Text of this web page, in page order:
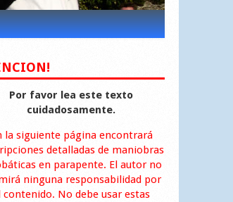
Por favor lea este texto
cuidadosamente.
la siguiente página encontrará
detalladas de maniobras
en parapente. El autor no
ninguna responsabilidad por
contenido. No debe usar estas